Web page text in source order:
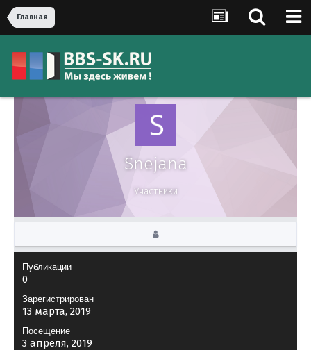
Главная
Snejana
Участники
Публикации
0
Зарегистрирован
13 марта, 2019
Посещение
3 апреля, 2019